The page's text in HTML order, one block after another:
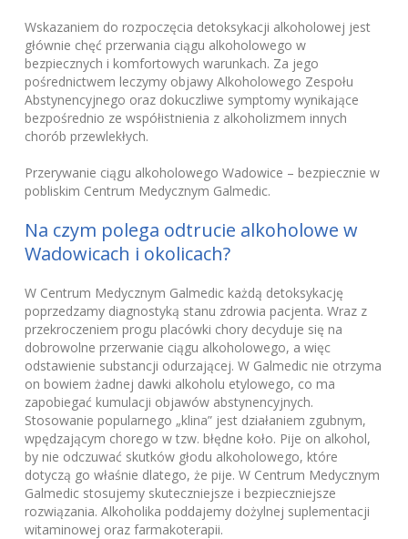
Wskazaniem do rozpoczęcia detoksykacji alkoholowej jest
głównie chęć przerwania ciągu alkoholowego w
bezpiecznych i komfortowych warunkach. Za jego
pośrednictwem leczymy objawy Alkoholowego Zespołu
Abstynencyjnego oraz dokuczliwe symptomy wynikające
bezpośrednio ze współistnienia z alkoholizmem innych
chorób przewlekłych.
Przerywanie ciągu alkoholowego Wadowice – bezpiecznie w
pobliskim Centrum Medycznym Galmedic.
Na czym polega odtrucie alkoholowe w
Wadowicach i okolicach?
W Centrum Medycznym Galmedic każdą detoksykację
poprzedzamy diagnostyką stanu zdrowia pacjenta. Wraz z
przekroczeniem progu placówki chory decyduje się na
dobrowolne przerwanie ciągu alkoholowego, a więc
odstawienie substancji odurzającej. W Galmedic nie otrzyma
on bowiem żadnej dawki alkoholu etylowego, co ma
zapobiegać kumulacji objawów abstynencyjnych.
Stosowanie popularnego „klina” jest działaniem zgubnym,
wpędzającym chorego w tzw. błędne koło. Pije on alkohol,
by nie odczuwać skutków głodu alkoholowego, które
dotyczą go właśnie dlatego, że pije. W Centrum Medycznym
Galmedic stosujemy skuteczniejsze i bezpieczniejsze
rozwiązania. Alkoholika poddajemy dożylnej suplementacji
witaminowej oraz farmakoterapii.